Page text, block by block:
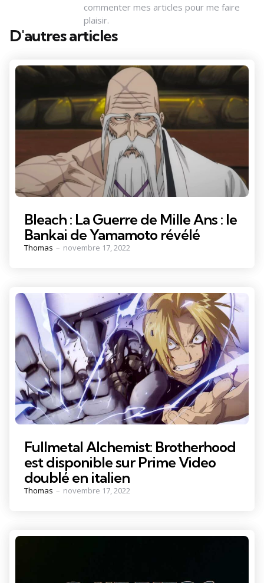
commenter mes articles pour me faire
plaisir.
D'autres articles
Bleach : La Guerre de Mille Ans : le
Bankai de Yamamoto révélé
Posted
Thomas novembre 17, 2022
Fullmetal Alchemist: Brotherhood
est disponible sur Prime Video
doublé en italien
Posted
Thomas novembre 17, 2022